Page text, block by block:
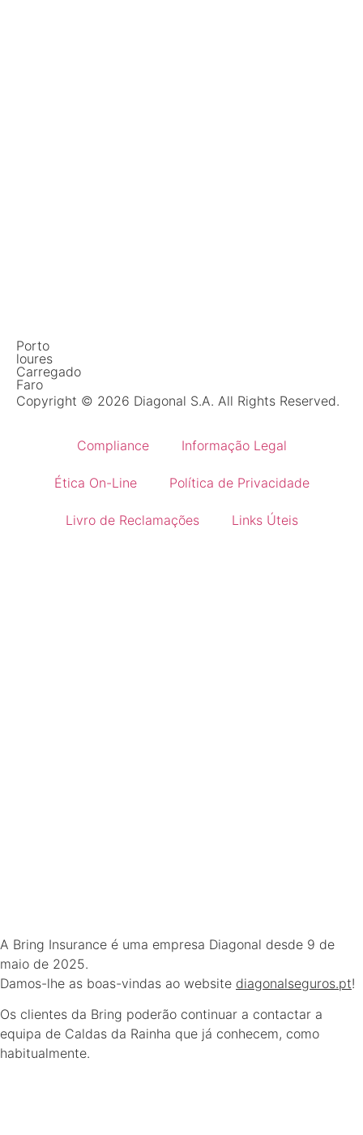
Porto
loures
Carregado
Faro
Copyright © 2026 Diagonal S.A. All Rights Reserved.
Compliance Informação Legal
Ética On-Line Política de Privacidade
Livro de Reclamações Links Úteis
A Bring Insurance é uma empresa Diagonal desde 9 de
maio de 2025.
Damos-lhe as boas-vindas ao website diagonalseguros.pt!
Os clientes da Bring poderão continuar a contactar a
equipa de Caldas da Rainha que já conhecem, como
habitualmente.